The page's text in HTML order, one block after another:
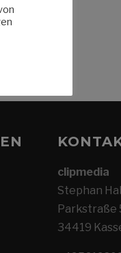
clipmedia
Stephan
Parkstraße
34419